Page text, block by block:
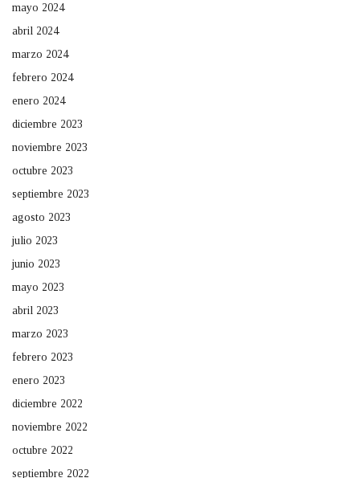
mayo 2024
abril 2024
marzo 2024
febrero 2024
enero 2024
diciembre 2023
noviembre 2023
octubre 2023
septiembre 2023
agosto 2023
julio 2023
junio 2023
mayo 2023
abril 2023
marzo 2023
febrero 2023
enero 2023
diciembre 2022
noviembre 2022
octubre 2022
septiembre 2022